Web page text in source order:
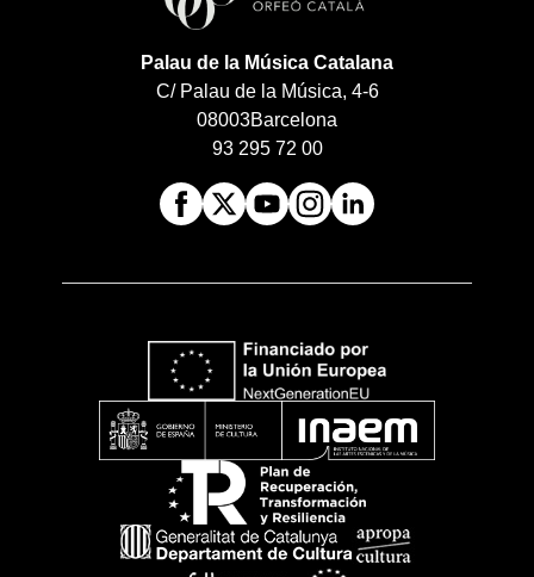
Palau de la Música Catalana
C/ Palau de la Música, 4-6
08003Barcelona
93 295 72 00